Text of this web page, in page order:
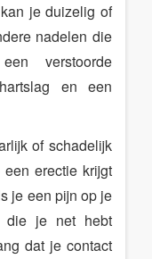
je duizelig of
nadelen die
verstoorde
en een
of schadelijk
erectie krijgt
je een pijn op je
die je net hebt
dat je contact